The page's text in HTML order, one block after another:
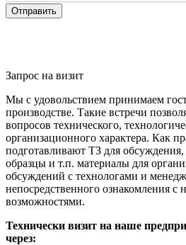
Отправить
Запрос на визит
Мы с удовольствием принимаем
производстве. Такие встречи
вопросов технического,
организационного характера. Как
подготавливают ТЗ для
образцы и т.п. материалы для
обсуждений с технологами и
непосредственного ознакомления
возможностями.
Технически визит на наше
через: